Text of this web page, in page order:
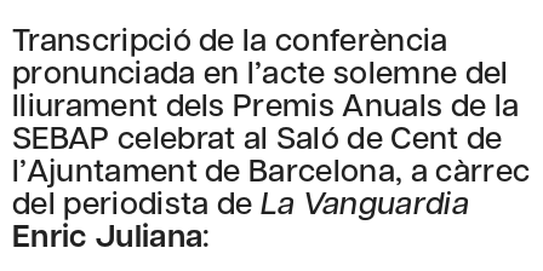
Transcripció de la conferència
pronunciada en l’acte solemne del
lliurament dels Premis Anuals de la
SEBAP celebrat al Saló de Cent de
l’Ajuntament de Barcelona, a càrrec
del periodista de La Vanguardia
Enric Juliana: